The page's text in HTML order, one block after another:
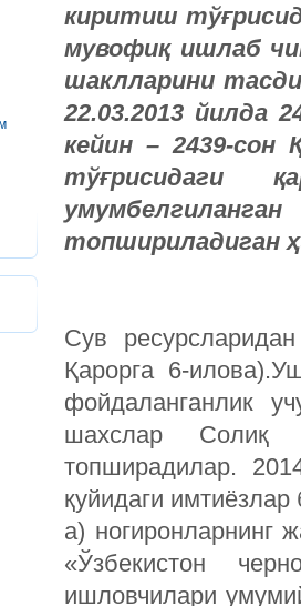
киритиш
мувофиқ ишлаб
шаклларини
22.03.2013 йилда
кейин – 2439-
тўғрисидаги
топшириладиган
Сув
Қарорга 6-
фойдаланганлик
шахслар Солиқ
топширадилар.
қуйидаги имтиёзлар
а) ногиронларнинг
«Ўзбекистон
ишловчилари